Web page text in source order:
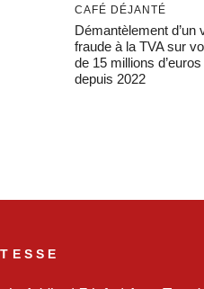
CAFÉ DÉJANTÉ
Démantèlement d’un
fraude à la TVA sur
de 15 millions
depuis 2022